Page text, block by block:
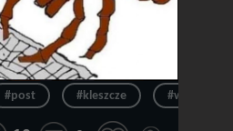
#post #kleszcze #wpis